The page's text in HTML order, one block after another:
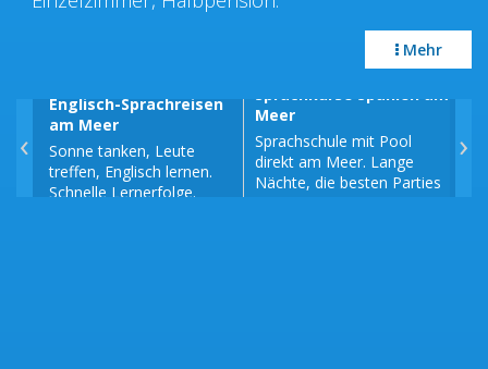
Mehr
Englisch-Sprachreisen
am Meer
Sonne tanken, Leute
treffen, Englisch lernen.
Schnelle Lernerfolge.
Meer
Sprachschule mit Pool
direkt am Meer. Lange
Nächte, die besten Parties
‹ ›